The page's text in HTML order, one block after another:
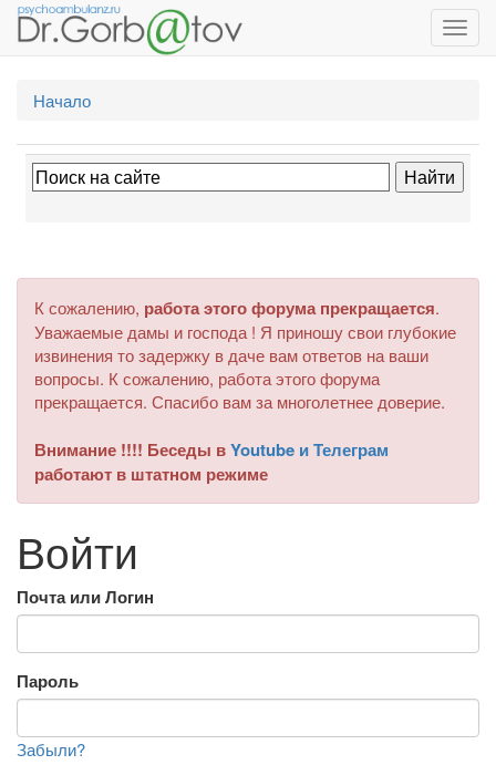
Начало
К сожалению, работа этого форума прекращается.
Уважаемые дамы и господа ! Я приношу свои глубокие
извинения то задержку в даче вам ответов на ваши
вопросы. К сожалению, работа этого форума
прекращается. Спасибо вам за многолетнее доверие.
Внимание !!!! Беседы вYoutube и Телеграм
работают в штатном режиме
Войти
Почта или Логин
Пароль
Забыли?